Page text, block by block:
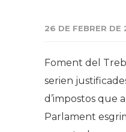
26 DE FEBRER DE
Foment del
serien
d’impostos que
Parlament